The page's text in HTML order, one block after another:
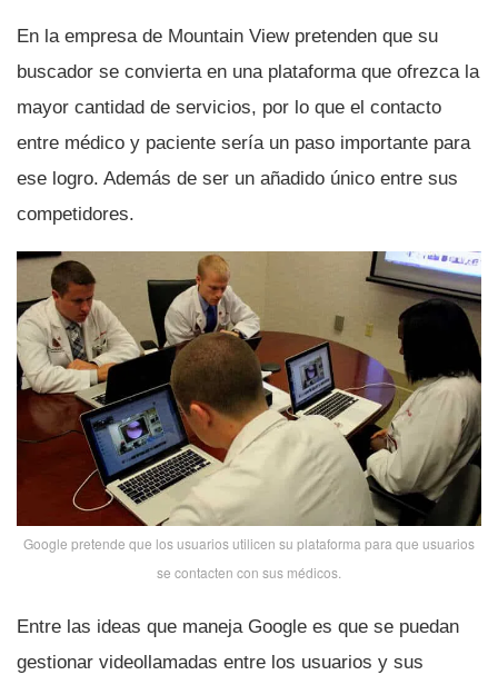
En la empresa de Mountain View pretenden que su
buscador se convierta en una plataforma que ofrezca la
mayor cantidad de servicios, por lo que el contacto
entre médico y paciente serí­a un paso importante para
ese logro. Además de ser un añadido único entre sus
competidores.
Google pretende que los usuarios utilicen su plataforma para que usuarios
se contacten con sus médicos.
Entre las ideas que maneja Google es que se puedan
gestionar videollamadas entre los usuarios y sus